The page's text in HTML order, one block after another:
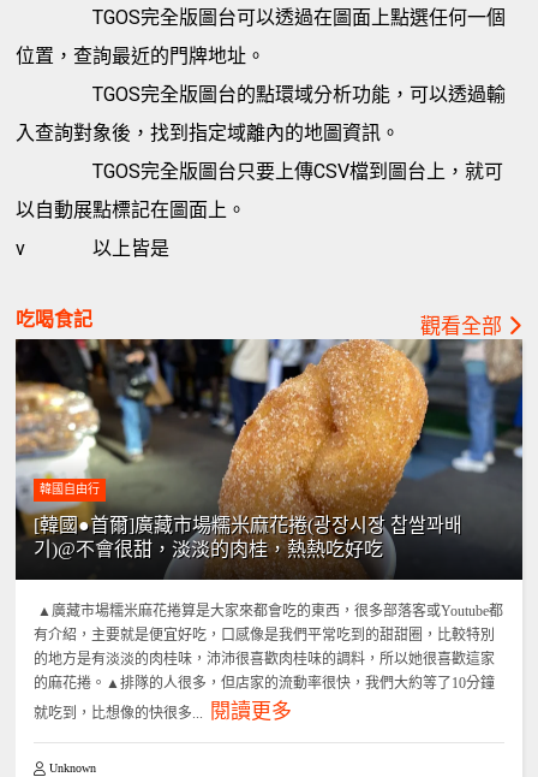
TGOS完全版圖台可以透過在圖面上點選任何一個
位置，查詢最近的門牌地址。
TGOS完全版圖台的點環域分析功能，可以透過輸
入查詢對象後，找到指定域離內的地圖資訊。
TGOS完全版圖台只要上傳CSV檔到圖台上，就可
以自動展點標記在圖面上。
v
以上皆是
吃喝食記 觀看全部
韓國自由行
[韓國●首爾]廣藏市場糯米麻花捲(광장시장 찹쌀꽈배
기)@不會很甜，淡淡的肉桂，熱熱吃好吃
▲廣藏市場糯米麻花捲算是大家來都會吃的東西，很多部落客或Youtube都
有介紹，主要就是便宜好吃，口感像是我們平常吃到的甜甜圈，比較特別
的地方是有淡淡的肉桂味，沛沛很喜歡肉桂味的調料，所以她很喜歡這家
的麻花捲。▲排隊的人很多，但店家的流動率很快，我們大約等了10分鐘
就吃到，比想像的快很多...
閱讀更多
Unknown